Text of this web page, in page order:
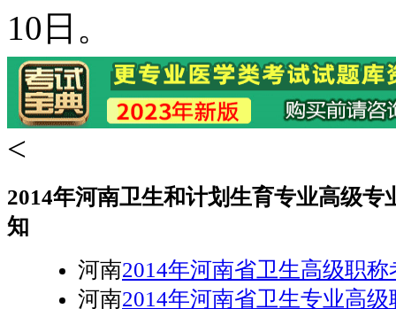
10日。
<
2014年河南卫生和计划生育专业高级专
知
河南2014年河南省卫生高级职
河南2014年河南省卫生专业高